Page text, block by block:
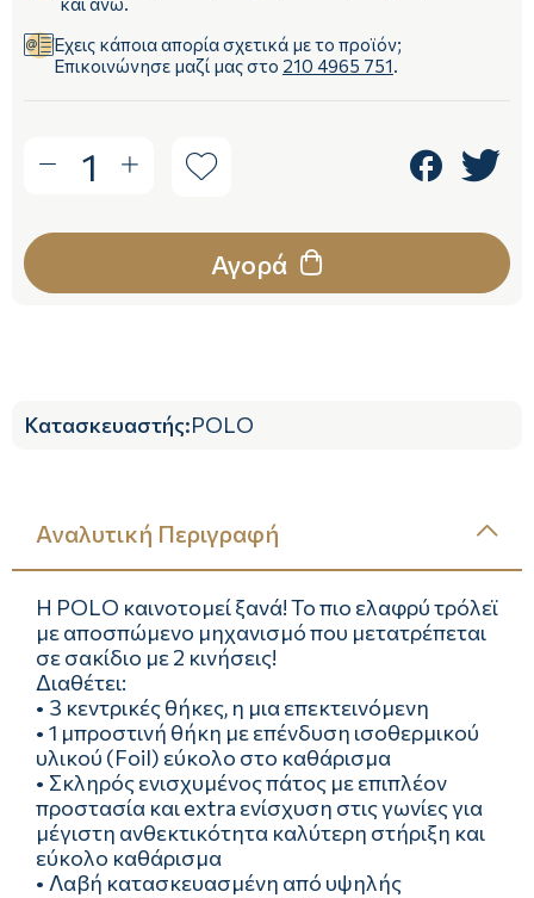
Έχεις κάποια απορία σχετικά με το προϊόν;
Επικοινώνησε μαζί μας στο 210 4965 751.
1
Αγορά
Κατασκευαστής:POLO
Αναλυτική Περιγραφή
Η POLO καινοτομεί ξανά! Το πιο ελαφρύ τρόλεϊ
με αποσπώμενο μηχανισμό που μετατρέπεται
σε σακίδιο με 2 κινήσεις!
Διαθέτει:
• 3 κεντρικές θήκες, η μια επεκτεινόμενη
• 1 μπροστινή θήκη με επένδυση ισοθερμικού
υλικού (Foil) εύκολο στο καθάρισμα
• Σκληρός ενισχυμένος πάτος με επιπλέον
προστασία και extra ενίσχυση στις γωνίες για
μέγιστη ανθεκτικότητα καλύτερη στήριξη και
εύκολο καθάρισμα
• Λαβή κατασκευασμένη από υψηλής